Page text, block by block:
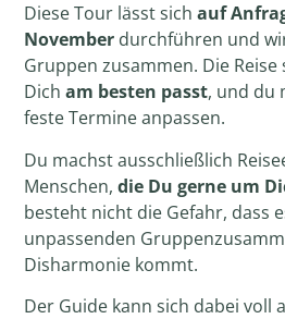
Diese Tour lässt sich auf
November durchführen und
Gruppen zusammen. Die
Dicham besten passt, und du
feste Termine anpassen.
Du machst ausschließlich
Menschen,die Du gerne um
besteht nicht die Gefahr, dass
unpassenden
Disharmonie kommt.
Der Guide kann sich dabei voll